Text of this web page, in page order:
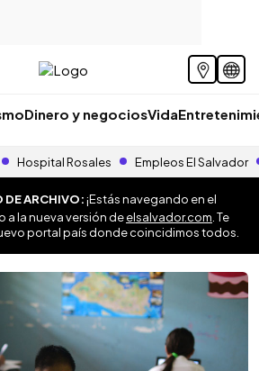
Dinero y negociosVida
Hospital Rosales Empleos El Salvador
DE ARCHIVO:¡Estás navegando en el
a la nueva versión deelsalvador.com . Te
portal país donde coincidimos todos.